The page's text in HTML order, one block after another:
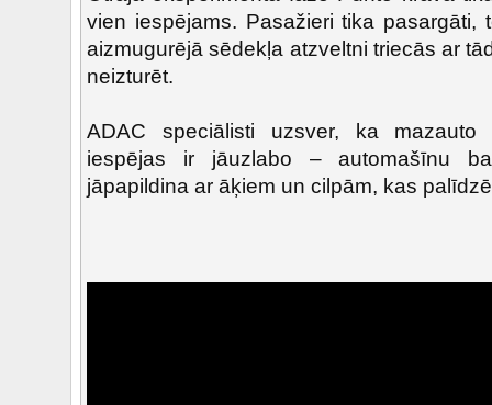
vien iespējams. Pasažieri tika pasargāti,
aizmugurējā sēdekļa atzveltni triecās ar
neizturēt.
ADAC speciālisti uzsver, ka mazauto
iespējas ir jāuzlabo – automašīnu
jāpapildina ar āķiem un cilpām, kas